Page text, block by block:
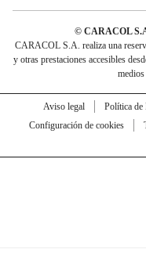
© CARACOL
CARACOL S.A. realiza una
y otras prestaciones accesibles
medios
Aviso legal Política de
Configuración de cookies